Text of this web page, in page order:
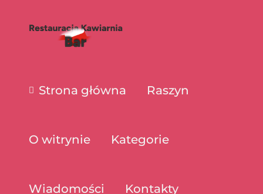
Strona główna Raszyn
O witrynie Kategorie
Wiadomości Kontakty